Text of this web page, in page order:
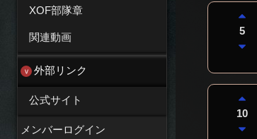
5
10
XOF部隊章
関連動画
外部リンク
公式サイト
メンバーログイン